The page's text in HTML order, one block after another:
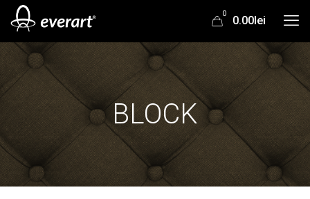
0
0.00lei
BLOCK